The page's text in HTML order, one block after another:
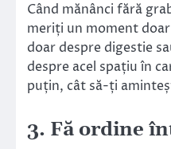
Când mănânci fără
meriți un moment
doar despre digestie
despre acel spațiu în
puțin, cât să-ți
3. Fă ordine